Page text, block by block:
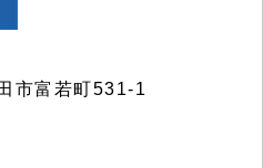
市富若町531-1